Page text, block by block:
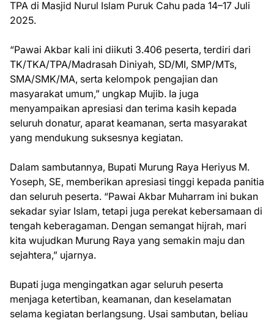
TPA di Masjid Nurul Islam Puruk Cahu pada 14–17 Juli
2025.
“Pawai Akbar kali ini diikuti 3.406 peserta, terdiri dari
TK/TKA/TPA/Madrasah Diniyah, SD/MI, SMP/MTs,
SMA/SMK/MA, serta kelompok pengajian dan
masyarakat umum,” ungkap Mujib. Ia juga
menyampaikan apresiasi dan terima kasih kepada
seluruh donatur, aparat keamanan, serta masyarakat
yang mendukung suksesnya kegiatan.
Dalam sambutannya, Bupati Murung Raya Heriyus M.
Yoseph, SE, memberikan apresiasi tinggi kepada panitia
dan seluruh peserta. “Pawai Akbar Muharram ini bukan
sekadar syiar Islam, tetapi juga perekat kebersamaan di
tengah keberagaman. Dengan semangat hijrah, mari
kita wujudkan Murung Raya yang semakin maju dan
sejahtera,” ujarnya.
Bupati juga mengingatkan agar seluruh peserta
menjaga ketertiban, keamanan, dan keselamatan
selama kegiatan berlangsung. Usai sambutan, beliau